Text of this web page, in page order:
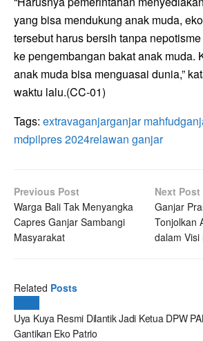
yang bisa mendukung anak muda,
tersebut harus bersih tanpa
ke pengembangan bakat anak muda.
anak muda bisa menguasai dunia,”
waktu lalu.(CC-01)
Tags: extravaganjarganjar mahfud
mdpilpres 2024relawan ganjar
Previous Post
Warga Bali Tak Menyangka
Capres Ganjar Sambangi
Masyarakat
Next Post
Ganjar
Tonjolkan
dalam Visi
Related Posts
Uya Kuya Resmi Dilantik Jadi Ketua DPW
Gantikan Eko Patrio